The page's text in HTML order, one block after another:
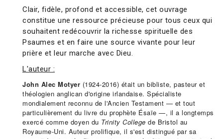
Clair, fidèle, profond et accessible, cet ouvrage
constitue une ressource précieuse pour tous ceux qui
souhaitent redécouvrir la richesse spirituelle des
Psaumes et en faire une source vivante pour leur
prière et leur marche avec Dieu.
L'auteur :
John Alec Motyer (1924-2016) était un bibliste, pasteur et
théologien anglican d'origine irlandaise. Spécialiste
mondialement reconnu de l'Ancien Testament — et tout
particulièrement du livre du prophète Ésaïe —, il a longtemps
exercé comme doyen du Trinity College de Bristol au
Royaume-Uni. Auteur prolifique, il s'est distingué par sa